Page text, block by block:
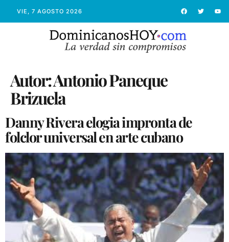
VIE, 7 AGOSTO 2026
Autor:Antonio Paneque
Brizuela
Danny Rivera elogia impronta de
folclor universal en arte cubano